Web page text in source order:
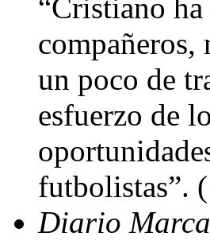
“Cristiano
un poco de
esfuerzo de
futbolistas”.
Diario